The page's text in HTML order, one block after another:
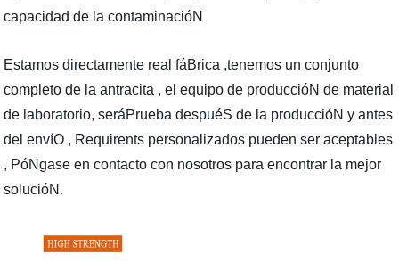
capacidad de la contaminacióN
Estamos directamente real fáBrica ,tenemos un conjunto
completo de la antracita , el equipo de produccióN de material
de laboratorio, seráPrueba despuéS de la produccióN y antes
del envíO , Requirents personalizados pueden ser aceptables
, PóNgase en contacto con nosotros para encontrar la mejor
solucióN.